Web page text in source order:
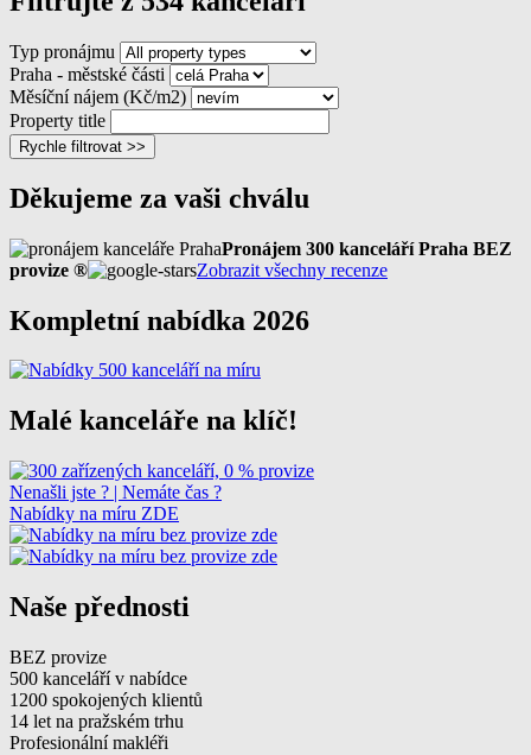
Typ pronájmu
Praha - městské části
Měsíční nájem (Kč/m2)
Property title
Rychle filtrovat >>
Děkujeme za vaši chválu
Pronájem 300 kanceláří Praha BEZ
provize ®
Zobrazit všechny recenze
Kompletní nabídka 2026
Malé kanceláře na klíč!
Nenašli jste ? | Nemáte čas ?
Nabídky na míru ZDE
Naše přednosti
BEZ provize
500 kanceláří v nabídce
1200 spokojených klientů
14 let na pražském trhu
Profesionální makléři